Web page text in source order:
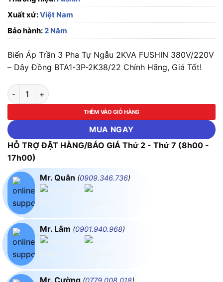
Xuất xứ:Việt Nam
Bảo hành:2 Năm
Biến Áp Trần 3 Pha Tự Ngẫu 2KVA FUSHIN 380V/220V
– Dây Đồng BTA1-3P-2K38/22 Chính Hãng, Giá Tốt!
Biến Áp Trần 3 Pha Tự Ngẫu 2KVA FUSHIN 380V/220V -
THÊM VÀO GIỎ HÀNG
MUA NGAY
HỖ TRỢ ĐẶT HÀNG/BÁO GIÁ Thứ 2 - Thứ 7 (8h00 -
17h00)
Mr. Quân (0909.346.736)
Mr. Lâm (0901.940.968)